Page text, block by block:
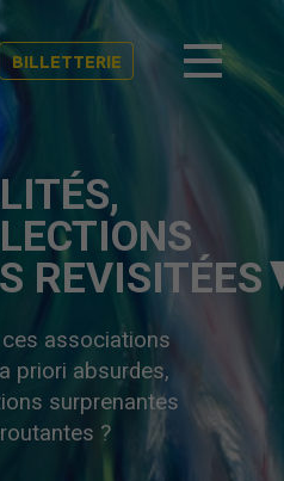
BILLETTERIE
REVISITÉES
associations
priori absurdes,
surprenantes
?